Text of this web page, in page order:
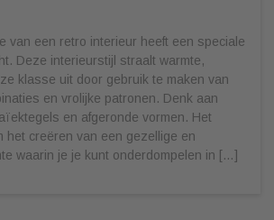
van een retro interieur heeft een speciale
Deze interieurstijl straalt warmte,
klasse uit door gebruik te maken van
en vrolijke patronen. Denk aan
en afgeronde vormen. Het
het creëren van een gezellige en
waarin je je kunt onderdompelen in […]